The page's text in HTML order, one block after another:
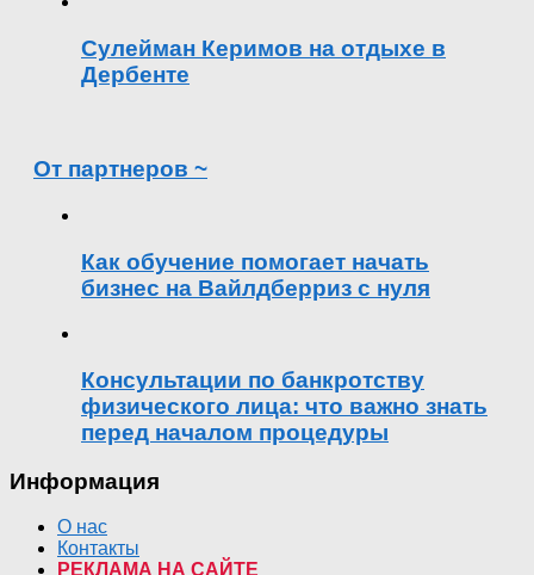
Сулейман Керимов на отдыхе в
Дербенте
От партнеров ~
Как обучение помогает начать
бизнес на Вайлдберриз с нуля
Консультации по банкротству
физического лица: что важно знать
перед началом процедуры
Информация
О нас
Контакты
РЕКЛАМА НА САЙТЕ